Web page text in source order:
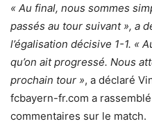
« Au final, nous sommes
passés au tour suivant », a
l’égalisation décisive 1-1. «
qu’on ait progressé. Nous
prochain tour », a déclaré
fcbayern-fr.com a
commentaires sur le match.